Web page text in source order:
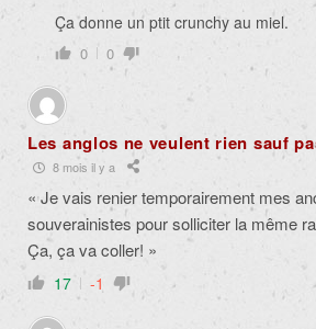
Ça donne un ptit crunchy au miel.
0 0
Les anglos ne veulent rien sauf
8 mois il y a
« Je vais renier temporairement mes
souverainistes pour solliciter la même
Ça, ça va coller! »
17 -1